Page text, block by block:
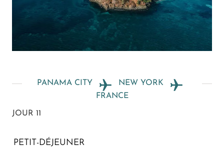
PANAMA CITY
NEW YORK
FRANCE
JOUR 11
PETIT-DÉJEUNER